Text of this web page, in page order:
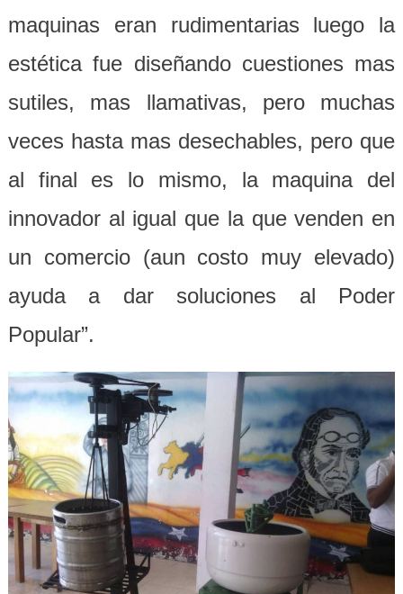
maquinas eran rudimentarias luego la
estética fue diseñando cuestiones mas
sutiles, mas llamativas, pero muchas
veces hasta mas desechables, pero que
al final es lo mismo, la maquina del
innovador al igual que la que venden en
un comercio (aun costo muy elevado)
ayuda a dar soluciones al Poder
Popular”.